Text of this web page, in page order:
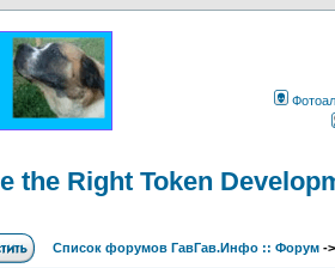
the Right Token
Список форумов ГавГав.Инфо :: Форум -